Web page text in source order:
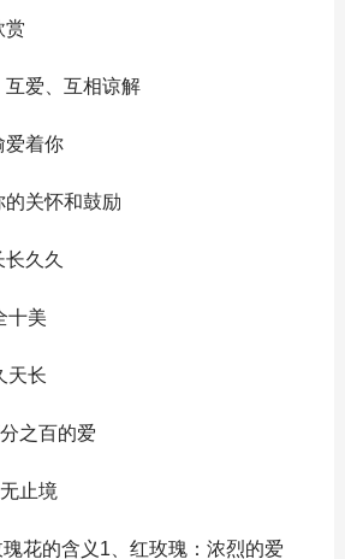
赏
爱、互相谅解
爱着你
关怀和鼓励
久久
十美
天长
之百的爱
止境
花的含义1、红玫瑰：浓烈的爱